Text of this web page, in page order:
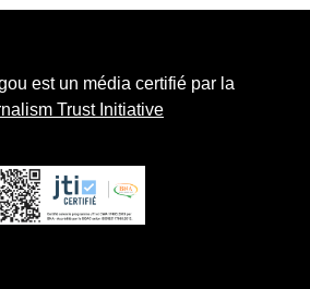
est un média certifié par la
Trust Initiative